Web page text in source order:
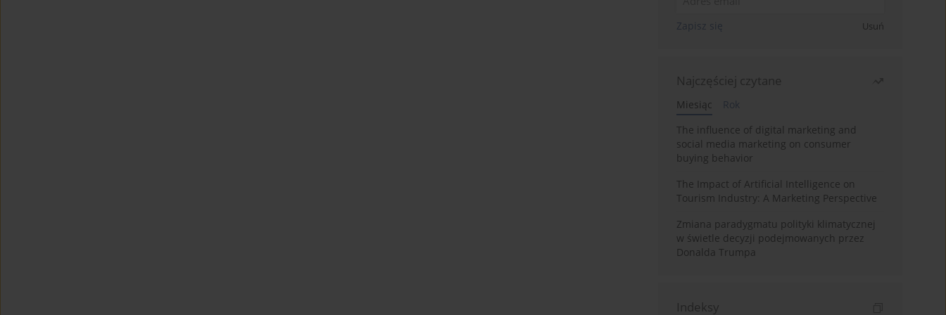
Zapisz się Usuń
Najczęściej czytane
Miesiąc
Rok
The influence of digital marketing and
social media marketing on consumer
buying behavior
The Impact of Artificial Intelligence on
Tourism Industry: A Marketing Perspective
Zmiana paradygmatu polityki klimatycznej
w świetle decyzji podejmowanych przez
Donalda Trumpa
Indeksy